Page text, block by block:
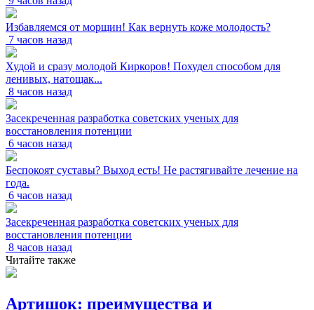
Избавляемся от морщин! Как вернуть коже молодость?
7 часов назад
Худой и сразу молодой Киркоров! Похудел способом для
ленивых, натощак...
8 часов назад
Засекреченная разработка советских ученых для
восстановления потенции
6 часов назад
Беспокоят суставы? Выход есть! Не растягивайте лечение на
года.
6 часов назад
Засекреченная разработка советских ученых для
восстановления потенции
8 часов назад
Читайте также
Артишок: преимущества и